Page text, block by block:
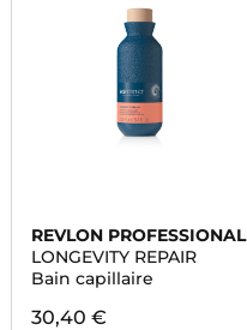
REVLON PROFESSIONAL
LONGEVITY REPAIR
Bain capillaire
30,40 €